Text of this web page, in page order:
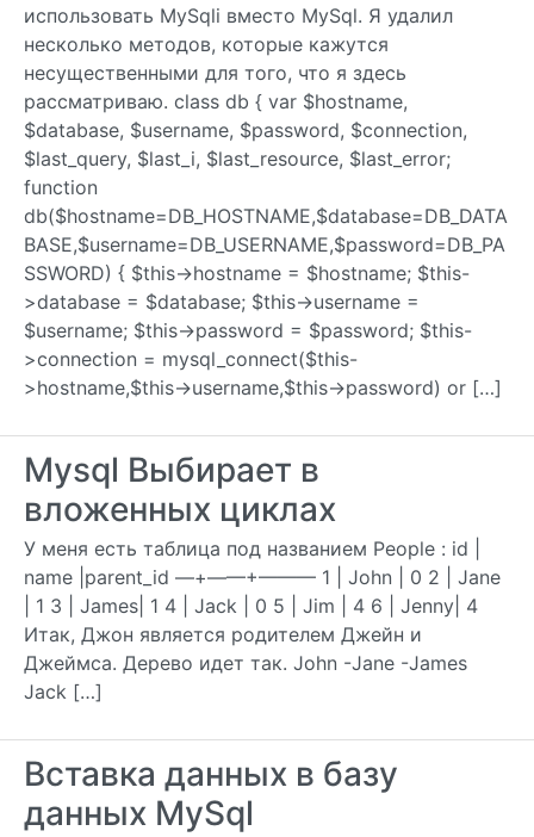
использовать MySqli вместо MySql. Я удалил
несколько методов, которые кажутся
несущественными для того, что я здесь
рассматриваю. class db { var $hostname,
$database, $username, $password, $connection,
$last_query, $last_i, $last_resource, $last_error;
function
db($hostname=DB_HOSTNAME,$database=DB_DATA
BASE,$username=DB_USERNAME,$password=DB_PA
SSWORD) { $this->hostname = $hostname; $this-
>database = $database; $this->username =
$username; $this->password = $password; $this-
>connection = mysql_connect($this-
>hostname,$this->username,$this->password) or […]
Mysql Выбирает в
вложенных циклах
У меня есть таблица под названием People : id |
name |parent_id —+——+——— 1 | John | 0 2 | Jane
| 1 3 | James| 1 4 | Jack | 0 5 | Jim | 4 6 | Jenny| 4
Итак, Джон является родителем Джейн и
Джеймса. Дерево идет так. John -Jane -James
Jack […]
Вставка данных в базу
данных MySql